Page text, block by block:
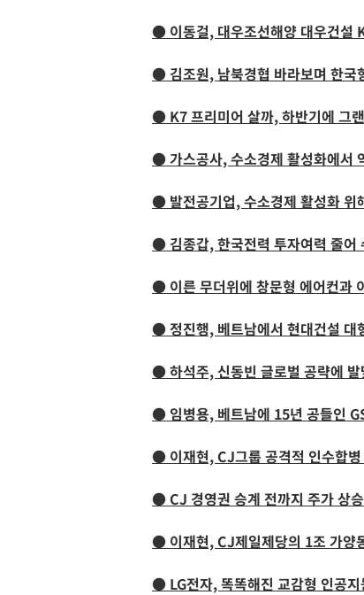
● 이동걸, 대우조선해양 대우건설
● 김조원, 남북경협 바라보며 한국
● K7 프리미어 살까, 하반기에 그
● 가스공사, 수소경제 활성화에서
● 발전공기업, 수소경제 활성화 위
● 김종갑, 한국전력 투자여력 줄어
● 이른 무더위에 창문형 에어컨과
● 정진행, 베트남에서 현대건설 대
● 하석주, 신동빈 글로벌 공략에
● 임병용, 베트남에 15년 공들인
● 이재현, CJ그룹 공격적 인수합
● CJ 경영권 승계 전까지 주가 상
● 이재현, CJ제일제당의 1조 가양
● LG전자, 똑똑해진 교감형 인공